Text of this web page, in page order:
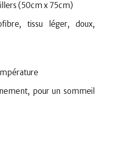
(50cm x 75cm)
, tissu léger, doux,
pour un sommeil